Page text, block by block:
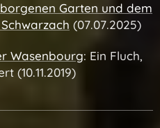
Garten und dem
(07.07.2025)
Wasenbourg: Ein Fluch,
(10.11.2019)